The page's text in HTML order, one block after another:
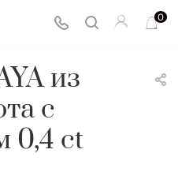
0
из
с
0,4 ct